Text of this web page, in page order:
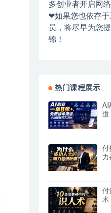
多创业者开启网
❤如果您也依存于
员，将尽早为您
锦！
热门课程展示
AI
道
付
力
付
术